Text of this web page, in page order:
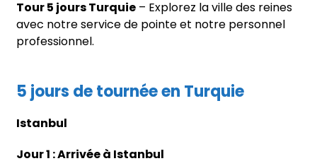
Tour 5 jours Turquie – Explorez la ville des reines
avec notre service de pointe et notre personnel
professionnel.
5 jours de tournée en Turquie
Istanbul
Jour 1 : Arrivée à Istanbul